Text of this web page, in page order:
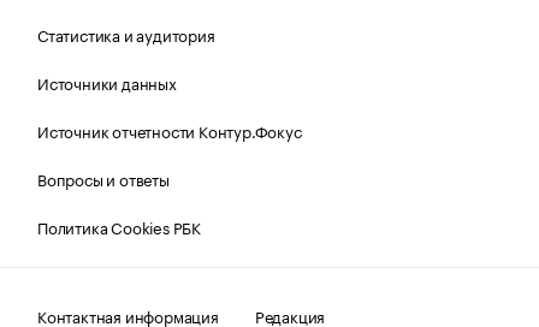
Статистика и аудитория
Источники данных
Источник отчетности Контур.Фокус
Вопросы и ответы
Политика Cookies РБК
Контактная информация Редакция